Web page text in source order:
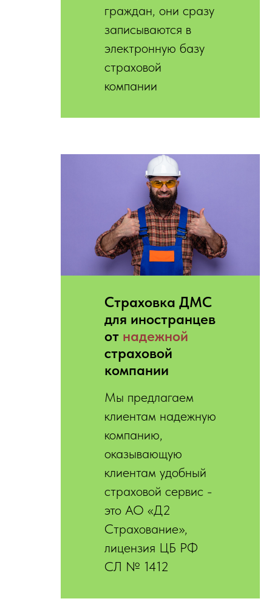
граждан, они сразу
записываются в
электронную базу
страховой
компании
Страховка ДМС
для иностранцев
от надежной
страховой
компании
Мы предлагаем
клиентам надежную
компанию,
оказывающую
клиентам удобный
страховой сервис -
это АО «Д2
Страхование»,
лицензия ЦБ РФ
СЛ № 1412